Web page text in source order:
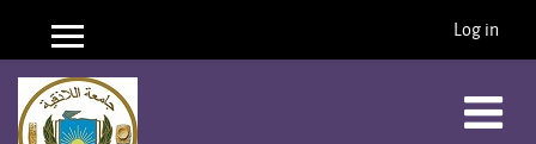
Skip to main content
Side panel Log in